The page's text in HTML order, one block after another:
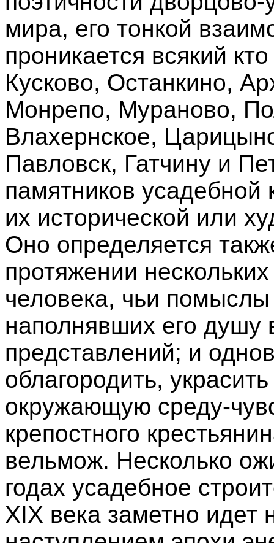
мира, его тонкой
проникается всякий
Кусково, Останкино,
Монрепо, Мураново,
Влахернское,
Павловск, Гатчину и
памятников усадебной
их исторической или
Оно определяется
протяжении
человека, чьи помыслы
наполнявших его душу
представлений; и
облагородить,
окружающую среду-
крепостного
вельмож. Несколько
годах усадебное
XIX века заметно идет